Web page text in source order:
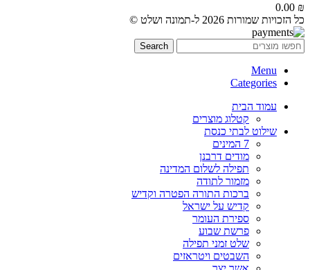
0.00 ₪
כל הזכויות שמורות 2026 ל-תמונה ושלט ©
Search
Menu
Categories
עמוד הבית
קטלוג מוצרים
שילוט לבתי כנסת
7 המינים
מודים דרבנן
תפילה לשלום המדינה
מזמור לתודה
ברכות התורה הפטרה וקדיש
קדיש על ישראל
ספירת העומר
פרשת שבוע
שלט זמני תפילה
השבטים ויטראזים